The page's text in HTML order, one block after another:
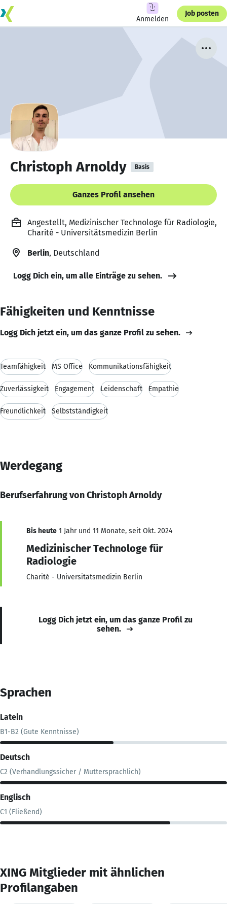
Anmelden
Job posten
Christoph Arnoldy Basis
Ganzes Profil ansehen
Angestellt, Medizinischer Technologe für Radiologie,
Charité - Universitätsmedizin Berlin
Berlin, Deutschland
Logg Dich ein, um alle Einträge zu sehen.
Fähigkeiten und Kenntnisse
Logg Dich jetzt ein, um das ganze Profil zu sehen.
Teamfähigkeit MS Office Kommunikationsfähigkeit
Zuverlässigkeit Engagement Leidenschaft Empathie
Freundlichkeit Selbstständigkeit
Werdegang
Berufserfahrung von Christoph Arnoldy
Bis heute 1 Jahr und 11 Monate, seit Okt. 2024
Medizinischer Technologe für
Radiologie
Charité - Universitätsmedizin Berlin
Logg Dich jetzt ein, um das ganze Profil zu
sehen.
Sprachen
Latein
B1-B2 (Gute Kenntnisse)
Deutsch
C2 (Verhandlungssicher / Muttersprachlich)
Englisch
C1 (Fließend)
XING Mitglieder mit ähnlichen
Profilangaben